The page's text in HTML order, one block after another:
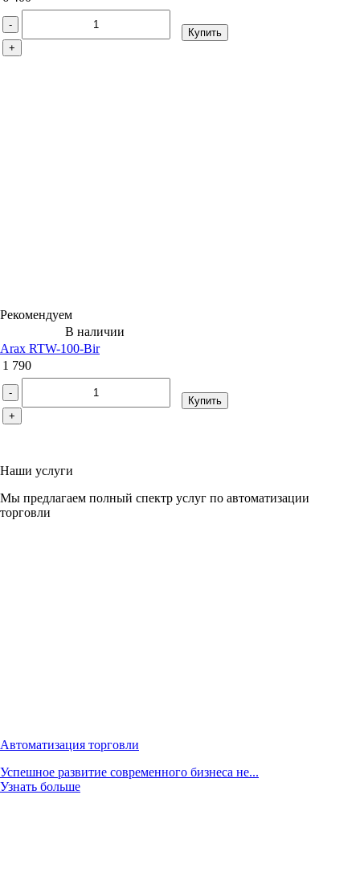
-
+
Купить
Рекомендуем
В наличии
Arax RTW-100-Bir
1 790
-
+
Купить
Наши услуги
Мы предлагаем полный спектр услуг по автоматизации
торговли
Автоматизация торговли
Успешное развитие современного бизнеса не...
Узнать больше